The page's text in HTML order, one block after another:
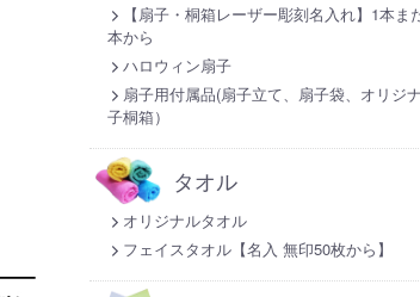
【扇子・桐箱レーザー彫刻名入れ】1本ま
本から
ハロウィン扇子
扇子用付属品(扇子立て、扇子袋、オリジ
子桐箱）
タオル
オリジナルタオル
フェイスタオル【名入 無印50枚から】